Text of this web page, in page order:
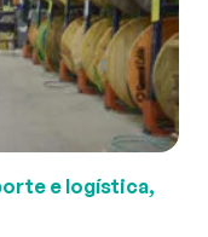
e logística,